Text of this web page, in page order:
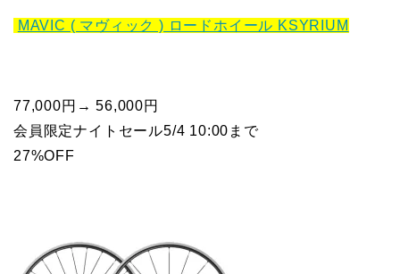
MAVIC ( マヴィック ) ロードホイール KSYRIUM
77,000円→ 56,000円
会員限定ナイトセール5/4 10:00まで
27%OFF